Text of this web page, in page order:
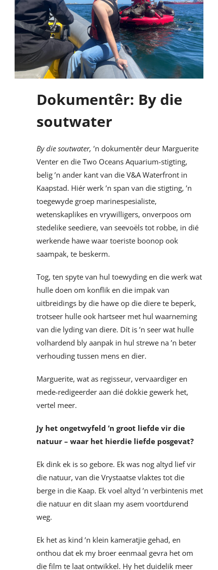
Dokumentêr: By die
soutwater
By die soutwater, ’n dokumentêr deur Marguerite
Venter en die Two Oceans Aquarium-stigting,
belig ’n ander kant van die V&A Waterfront in
Kaapstad. Hiér werk ’n span van die stigting, ’n
toegewyde groep marinespesialiste,
wetenskaplikes en vrywilligers, onverpoos om
stedelike seediere, van seevoëls tot robbe, in dié
werkende hawe waar toeriste boonop ook
saampak, te beskerm.
Tog, ten spyte van hul toewyding en die werk wat
hulle doen om konflik en die impak van
uitbreidings by die hawe op die diere te beperk,
trotseer hulle ook hartseer met hul waarneming
van die lyding van diere. Dít is ’n seer wat hulle
volhardend bly aanpak in hul strewe na ’n beter
verhouding tussen mens en dier.
Marguerite, wat as regisseur, vervaardiger en
mede-redigeerder aan dié dokkie gewerk het,
vertel meer.
Jy het ongetwyfeld ’n groot liefde vir die
natuur – waar het hierdie liefde posgevat?
Ek dink ek is so gebore. Ek was nog altyd lief vir
die natuur, van die Vrystaatse vlaktes tot die
berge in die Kaap. Ek voel altyd ’n verbintenis met
die natuur en dit slaan my asem voortdurend
weg.
Ek het as kind ’n klein kameratjie gehad, en
onthou dat ek my broer eenmaal gevra het om
die film te laat ontwikkel. Hy het duidelik meer